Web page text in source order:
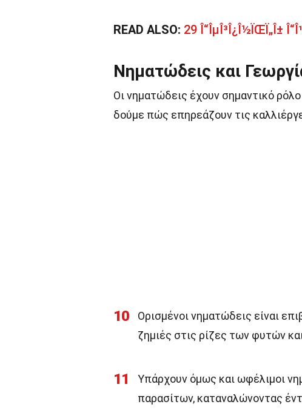
READ ALSO: 29 Î“ÎµÎ³Î¿Î½ÏŒÏ„Î±
Νηματώδεις και
Οι νηματώδεις έχουν σημαντικό
δούμε πώς επηρεάζουν τις
10
Ορισμένοι νηματώδεις είναι
ζημιές στις ρίζες των φυτών
11
Υπάρχουν όμως και ωφέλιμοι
παρασίτων, καταναλώνοντας